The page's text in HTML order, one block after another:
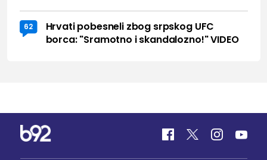
62
Hrvati pobesneli zbog srpskog UFC
borca: "Sramotno i skandalozno!" VIDEO